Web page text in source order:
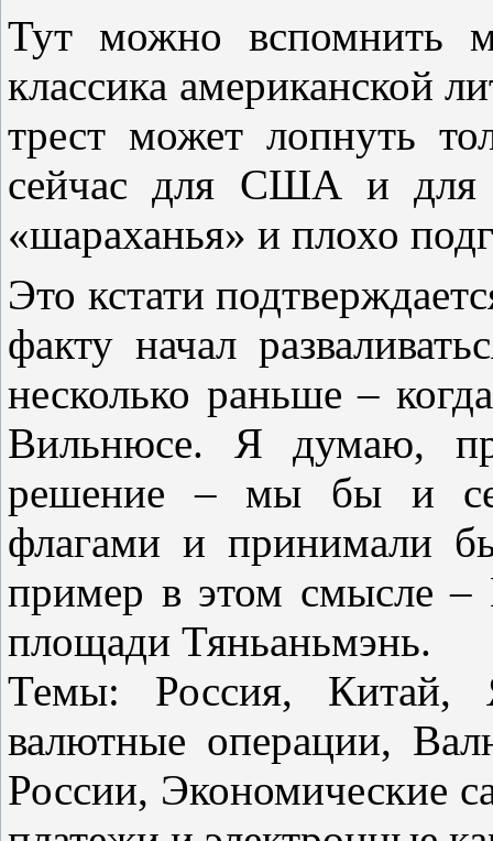
Тут можно вспомнить
классика американской
трест может лопнуть
сейчас для США и для
«шараханья» и плохо
Это кстати
факту начал
несколько раньше –
Вильнюсе. Я думаю,
решение – мы бы и
флагами и принимали
пример в этом смысле –
площади Тяньаньмэнь.
Темы: Россия, Китай,
валютные операции,
России, Экономические